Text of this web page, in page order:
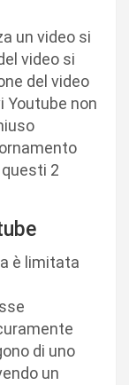
un video si
video si
del video
Youtube non
2
è limitata
di uno
un